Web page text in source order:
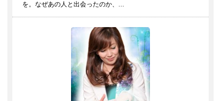
を。なぜあの人と出会ったのか、...